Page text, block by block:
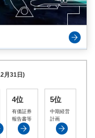
月31日)
4位
有価証券
報告書等
5位
中期経営
計画